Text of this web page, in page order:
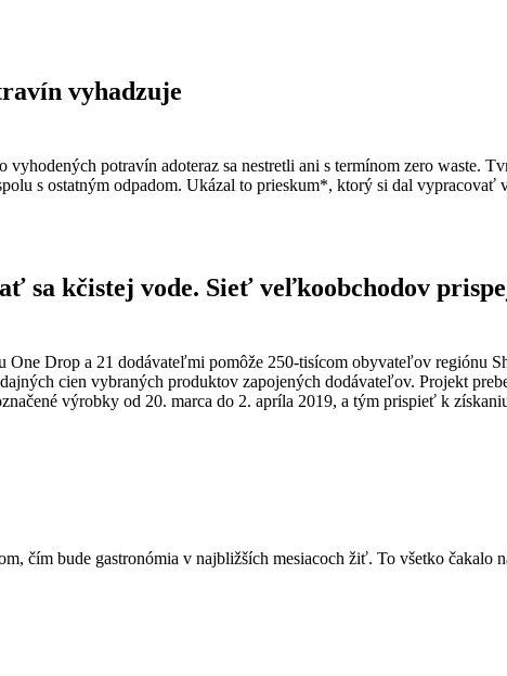
vyhadzuje
potravín adoteraz sa nestretli ani s termínom zero waste.
s ostatným odpadom. Ukázal to prieskum*, ktorý si dal
kčistej vode. Sieť veľkoobchodov
Drop a 21 dodávateľmi pomôže 250-tisícom obyvateľov regiónu
cien vybraných produktov zapojených dodávateľov. Projekt
výrobky od 20. marca do 2. apríla 2019, a tým prispieť k
čím bude gastronómia v najbližších mesiacoch žiť. To všetko čakalo